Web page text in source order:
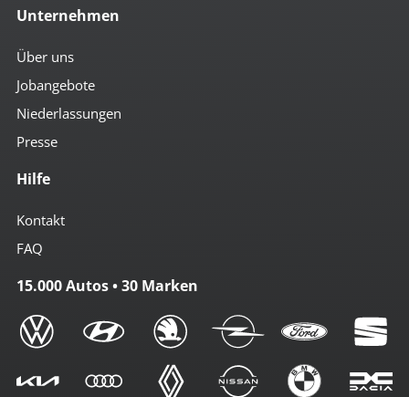
Unternehmen
Über uns
Jobangebote
Niederlassungen
Presse
Hilfe
Kontakt
FAQ
15.000 Autos • 30 Marken